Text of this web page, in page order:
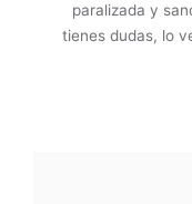
paralizada y
tienes dudas, lo